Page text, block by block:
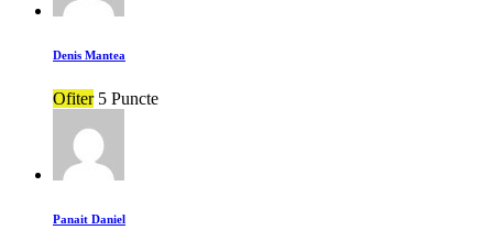
Denis Mantea
Ofiter 5 Puncte
Panait Daniel